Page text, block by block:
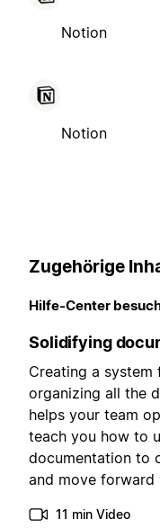
Notion
Notion
Zugehörige
Hilfe-Center
Solidifying
Creating a
organizing all the
helps your team
teach you how to
documentation to
and move forward
11 min Video